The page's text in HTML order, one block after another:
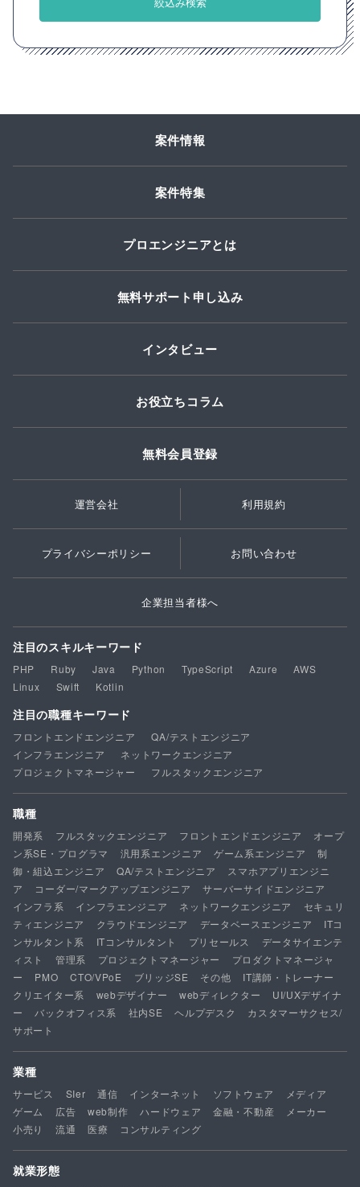
案件情報
案件特集
プロエンジニアとは
無料サポート申し込み
インタビュー
お役立ちコラム
無料会員登録
運営会社 利用規約
プライバシーポリシー お問い合わせ
企業担当者様へ
注目のスキルキーワード
PHP Ruby Java Python TypeScript Azure
AWS
Linux
Swift Kotlin
注目の職種キーワード
フロントエンドエンジニア
QA/テストエンジニア
インフラエンジニア
ネットワークエンジニア
プロジェクトマネージャー
フルスタックエンジニア
職種
開発系 フルスタックエンジニア フロントエンドエンジニア
オープ
ン系SE・プログラマ
汎用系エンジニア ゲーム系エンジニア
制
御・組込エンジニア
QA/テストエンジニア
スマホアプリエンジニ
ア
コーダー/マークアップエンジニア
サーバーサイドエンジニア
インフラ系
インフラエンジニア ネットワークエンジニア
セキュリ
ティエンジニア
クラウドエンジニア データベースエンジニア
ITコ
ンサルタント系
ITコンサルタント プリセールス
データサイエンテ
ィスト
管理系 プロジェクトマネージャー
プロダクトマネージャ
ー
PMO CTO/VPoE ブリッジSE その他
IT講師・トレーナー
クリエイター系
webデザイナー webディレクター
UI/UXデザイナ
ー
バックオフィス系 社内SE ヘルプデスク
カスタマーサクセス/
サポート
業種
サービス SIer 通信 インターネット ソフトウェア
メディア
ゲーム
広告 web制作 ハードウェア 金融・不動産
メーカー
小売り
流通 医療 コンサルティング
就業形態